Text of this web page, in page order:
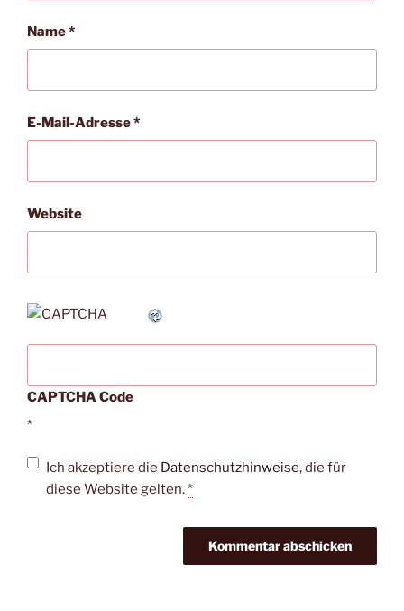
Name*
E-Mail-Adresse*
Website
CAPTCHA Code
*
Ich akzeptiere die Datenschutzhinweise, die für
diese Website gelten.*